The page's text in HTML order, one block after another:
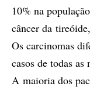
10% na
câncer da
Os carcinomas
casos de todas
A maioria dos